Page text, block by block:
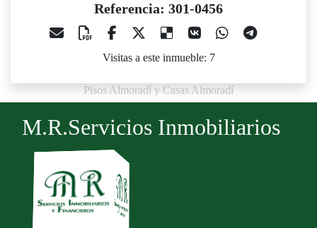
Referencia: 301-0456
Visitas a este inmueble: 7
Pisos Almoradí y Casas Almoradí
M.R.Servicios Inmobiliarios